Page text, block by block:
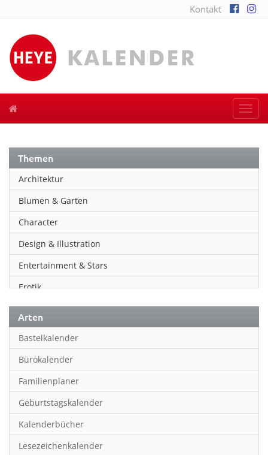
Kontakt
Themen
Architektur
Blumen & Garten
Character
Design & Illustration
Entertainment & Stars
Erotik
Essen & Trinken
Familienplaner
Fantasy
Film
Fotokunst
Frauen
Fußball
Arten
Bastelkalender
Bürokalender
Familienplaner
Geburtstagskalender
Kalenderbücher
Lesezeichenkalender